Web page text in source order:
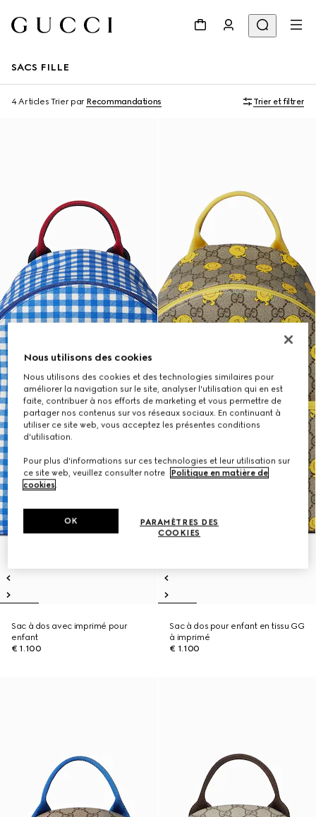
SACS FILLE
4 Articles Trier par Recommandations Trier et filtrer
Sac à dos avec imprimé pour
enfant
€ 1.100
Sac à dos pour enfant en tissu GG
à imprimé
€ 1.100
Nous utilisons des cookies
Nous utilisons des cookies et des technologies similaires pour
améliorer la navigation sur le site, analyser l'utilisation qui en est
faite, contribuer à nos efforts de marketing et vous permettre de
partager nos contenus sur vos réseaux sociaux. En continuant à
utiliser ce site web, vous acceptez les présentes conditions
d'utilisation.
Pour plus d'informations sur ces technologies et leur utilisation sur
ce site web, veuillez consulter notre
Politique en matière de
cookies.
PARAMÈTRES DES
COOKIES
OK